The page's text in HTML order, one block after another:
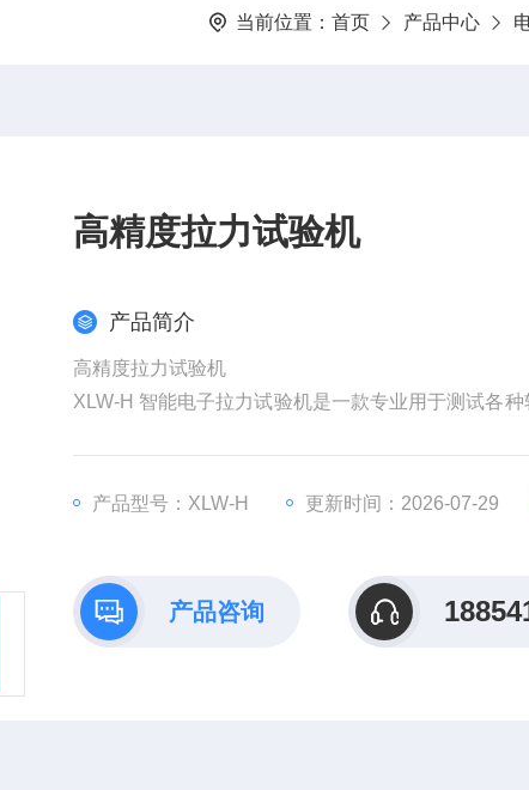
当前位置： 首页 产品中心
高精度拉力试验机
产品简介
高精度拉力试验机
XLW-H 智能电子拉力试验机是一款专业用于测试各
过位于动夹头上的力值传感器和机器内置的位移传
产品型号：XLW-H
更新时间：2026-07-29
产品咨询